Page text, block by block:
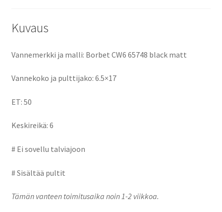
Kuvaus
Vannemerkki ja malli: Borbet CW6 65748 black matt
Vannekoko ja pulttijako: 6.5×17
ET: 50
Keskireikä: 6
# Ei sovellu talviajoon
# Sisältää pultit
Tämän vanteen toimitusaika noin 1-2 viikkoa.